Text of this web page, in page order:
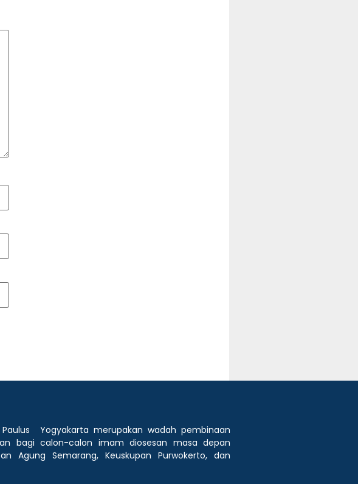
Yogyakarta merupakan wadah pembinaan
bagi calon-calon imam diosesan masa depan
Agung Semarang, Keuskupan Purwokerto, dan